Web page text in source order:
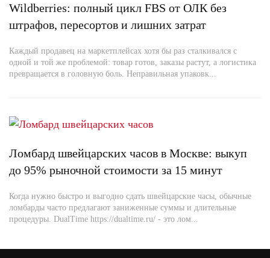
Wildberries: полный цикл FBS от ОЛК без
штрафов, пересортов и лишних затрат
Каждый продавец на маркетплейсах хотя бы раз сталкивался с
одной и той же проблемой: товар готов, заказы растут, а логистика
превращается в головную боль. Неправильная упаковк...
Ломбард швейцарских часов в Москве: выкуп
до 95% рыночной стоимости за 15 минут
Когда нужно быстро и выгодно сдать швейцарские часы, обычные
ломбарды часто предлагают заниженные суммы и длительные
процедуры. DualTime https://dualtime.ru/ - это лом...